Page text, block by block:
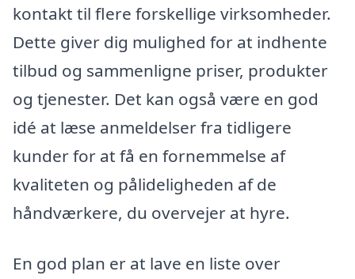
kontakt til flere forskellige virksomheder.
Dette giver dig mulighed for at indhente
tilbud og sammenligne priser, produkter
og tjenester. Det kan også være en god
idé at læse anmeldelser fra tidligere
kunder for at få en fornemmelse af
kvaliteten og pålideligheden af de
håndværkere, du overvejer at hyre.
En god plan er at lave en liste over